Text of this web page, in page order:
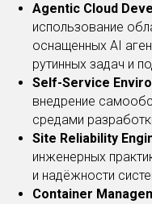
Agentic Cloud
использование
оснащенных AI
рутинных задач и
Self-Service
внедрение
средами
Site Reliability
инженерных
и надёжности
Container